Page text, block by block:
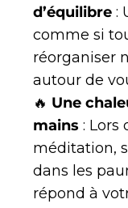
d’équilibre :
comme si
réorganiser
autour de
🔥 Une
mains : Lors
méditation,
dans les
répond à